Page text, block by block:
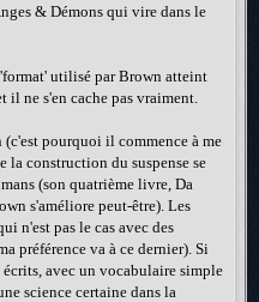
& Démons qui vire dans le
utilisé par Brown atteint
il ne s'en cache pas vraiment.
pourquoi il commence à me
la construction du suspense se
(son quatrième livre, Da
s'améliore peut-être). Les
n'est pas le cas avec des
préférence va à ce dernier). Si
avec un vocabulaire simple
science certaine dans la